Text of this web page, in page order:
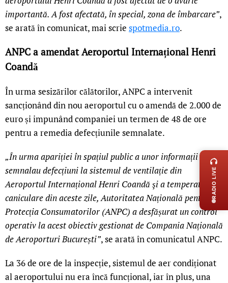
importantă. A fost afectată, în special, zona de îmbarcare”,
se arată în comunicat, mai scrie spotmedia.ro.
ANPC a amendat Aeroportul Internațional Henri
Coandă
În urma sesizărilor călătorilor, ANPC a intervenit
sancționând din nou aeroportul cu o amendă de 2.000 de
euro și impunând companiei un termen de 48 de ore
pentru a remedia defecțiunile semnalate.
„În urma apariției în spațiul public a unor informații care
semnalau defecțiuni la sistemul de ventilație din
Aeroportul Internațional Henri Coandă şi a temperaturilor
caniculare din aceste zile, Autoritatea Națională pentru
Protecția Consumatorilor (ANPC) a desfășurat un control
operativ la acest obiectiv gestionat de Compania Națională
de Aeroporturi București”, se arată în comunicatul ANPC.
La 36 de ore de la inspecție, sistemul de aer condiționat
al aeroportului nu era încă funcțional, iar în plus, una
RADIO LIVE